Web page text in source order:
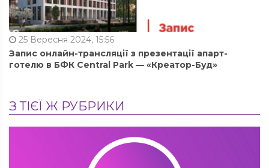
25 Вересня 2024, 15:56
Запис онлайн-трансляції з презентації апарт-
готелю в БФК Central Park — «Креатор-Буд»
З ТІЄЇ Ж РУБРИКИ